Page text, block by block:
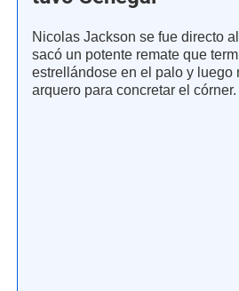
Nicolas Jackson se fue directo
sacó un potente remate que
estrellándose en el palo y luego
arquero para concretar el córner.